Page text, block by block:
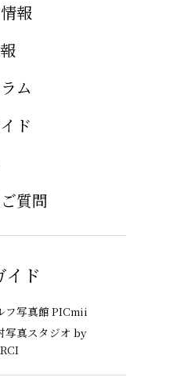
報
ム
ド
質問
イド
フ写真館 PICmii
写真スタジオ by